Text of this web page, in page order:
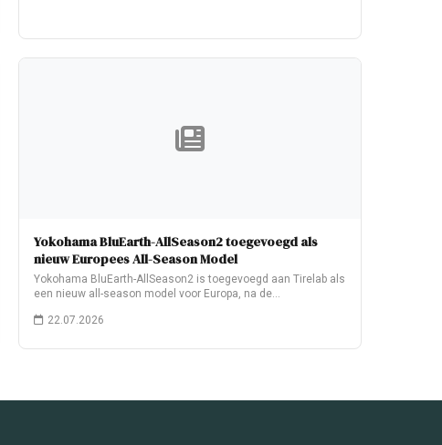
Yokohama BluEarth-AllSeason2 toegevoegd als
nieuw Europees All-Season Model
Yokohama BluEarth-AllSeason2 is toegevoegd aan Tirelab als
een nieuw all-season model voor Europa, na de…
22.07.2026